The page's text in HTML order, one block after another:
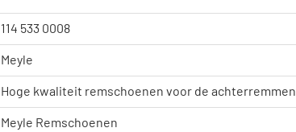
114 533 0008
Meyle
Hoge kwaliteit remschoenen voor de achterremmen
Meyle Remschoenen